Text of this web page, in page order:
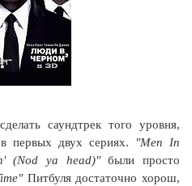
саундтрек того уровня,
в первых двух сериях.
"Men In
(Nod ya head)"были просто
Питбуля достаточно хорош,